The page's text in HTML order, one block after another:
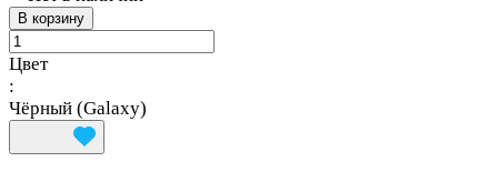
В корзину
Цвет
:
Чёрный (Galaxy)